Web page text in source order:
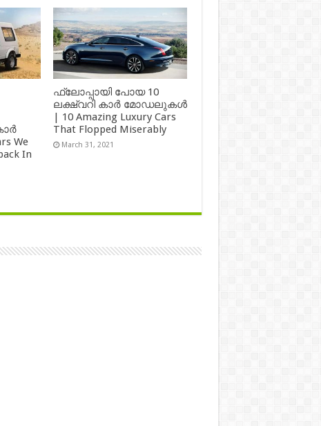
We
In
ഫ്ലോപ്പായി പോയ 10
ലക്ഷ്വറി കാർ മോഡലുകൾ
| 10 Amazing Luxury Cars
That Flopped Miserably
March 31, 2021